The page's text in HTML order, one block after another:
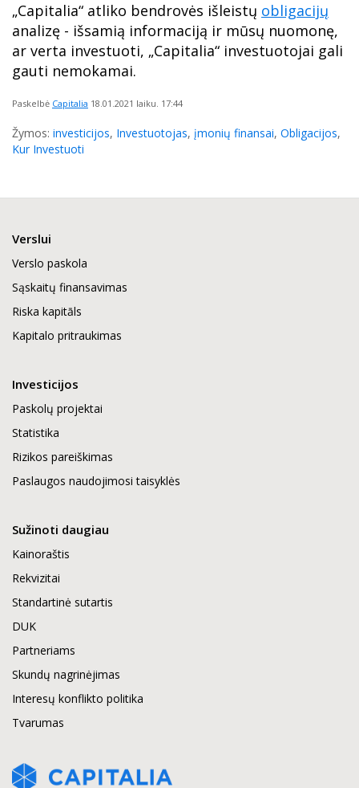
„Capitalia“ atliko bendrovės išleistų obligacijų
analizę - išsamią informaciją ir mūsų nuomonę,
ar verta investuoti, „Capitalia“ investuotojai gali
gauti nemokamai.
Paskelbė Capitalia 18.01.2021 laiku. 17:44
Žymos: investicijos, Investuotojas, įmonių finansai, Obligacijos,
Kur Investuoti
Verslui
Verslo paskola
Sąskaitų finansavimas
Riska kapitāls
Kapitalo pritraukimas
Investicijos
Paskolų projektai
Statistika
Rizikos pareiškimas
Paslaugos naudojimosi taisyklės
Sužinoti daugiau
Kainoraštis
Rekvizitai
Standartinė sutartis
DUK
Partneriams
Skundų nagrinėjimas
Interesų konflikto politika
Tvarumas